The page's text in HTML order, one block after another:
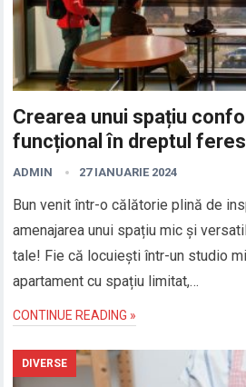
Crearea unui spațiu
funcțional în dreptul
ADMIN 27 IANUARIE 2024
Bun venit într-o călătorie plină de
amenajarea unui spațiu mic și
tale! Fie că locuiești într-un studio
apartament cu spațiu limitat,…
CONTINUE READING »
DIVERSE